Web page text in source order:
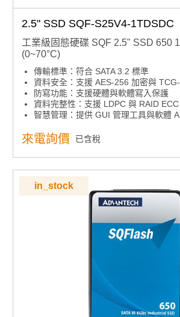
2.5" SSD SQF-S25V4-1TDSDC
工業級固態硬碟 SQF 2.5" SSD 650
(0~70°C)
傳輸標準：符合 SATA 3.2 標準
資料安全：支援 AES-256 加密與
防寫功能：支援硬體與軟體寫入保護
資料完整性：支援 LDPC 與 RAID
智慧管理：提供 GUI 管理工具與軟體
高耐久選項：支援 sTLC 高耐久度儲存
來電詢價 已含稅
in_stock